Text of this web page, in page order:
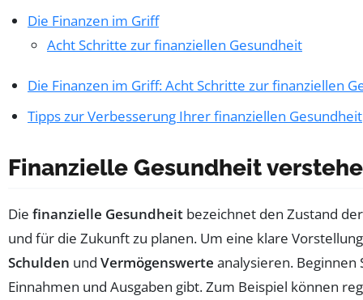
Die Finanzen im Griff
Acht Schritte zur finanziellen Gesundheit
Die Finanzen im Griff: Acht Schritte zur finanziellen
Tipps zur Verbesserung Ihrer finanziellen Gesundheit
Finanzielle Gesundheit
Die finanzielle Gesundheit bezeichnet den Zustand
und für die Zukunft zu planen. Um eine klare
Schulden und Vermögenswerte analysieren.
Einnahmen und Ausgaben gibt. Zum Beispiel können